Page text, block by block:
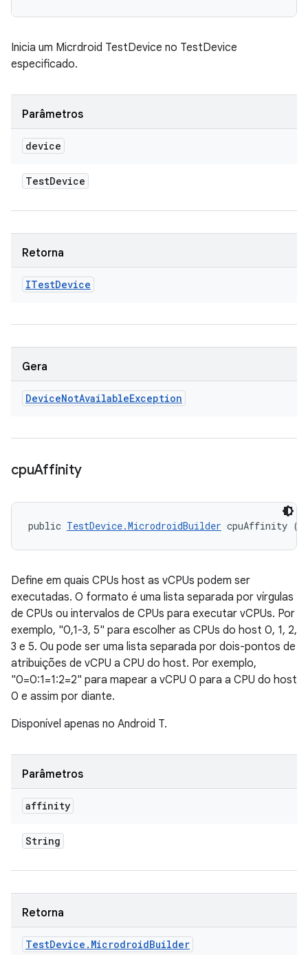
Inicia um Micrdroid TestDevice no TestDevice
especificado.
Parâmetros
device
TestDevice
Retorna
ITestDevice
Gera
DeviceNotAvailableException
cpuAffinity
public TestDevice.MicrodroidBuilder cpuAffinity
Define em quais CPUs host as vCPUs podem ser
executadas. O formato é uma lista separada por vírgulas
de CPUs ou intervalos de CPUs para executar vCPUs. Por
exemplo, "0,1-3, 5" para escolher as CPUs do host 0, 1, 2,
3 e 5. Ou pode ser uma lista separada por dois-pontos de
atribuições de vCPU a CPU do host. Por exemplo,
"0=0:1=1:2=2" para mapear a vCPU 0 para a CPU do host
0 e assim por diante.
Disponível apenas no Android T.
Parâmetros
affinity
String
Retorna
TestDevice . MicrodroidBuilder